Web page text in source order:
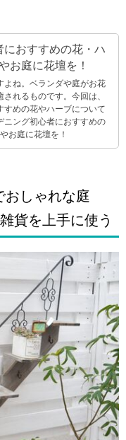
におすすめの花・ハ
お庭に花壇を！
よね。ベランダや庭がお花
れるものです。今回は、
すめの花やハーブについて
ニング初心者におすすめの
お庭に花壇を！
おしゃれな庭
貨を上手に使う